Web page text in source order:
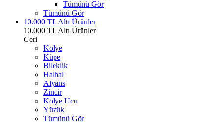
Tümünü Gör
Tümünü Gör
10.000 TL Altı Ürünler
10.000 TL Altı Ürünler
Geri
Kolye
Küpe
Bileklik
Halhal
Alyans
Zincir
Kolye Ucu
Yüzük
Tümünü Gör